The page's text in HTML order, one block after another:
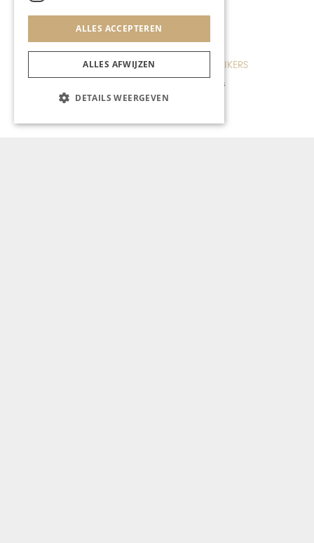
LIMBOURGEOIS
Wijnrestaurant op het Land
van start op nieuwe locatie
ALLES ACCEPTEREN
ALLES AFWIJZEN
DETAILS WEERGEVEN